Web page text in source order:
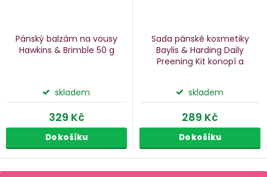
Pánský balzám na vousy
Hawkins & Brimble 50 g
skladem
329 Kč
Do košíku
Sada pánské kosmetiky
Baylis & Harding Daily
Preening Kit konopí a
skladem
289 Kč
Do košíku